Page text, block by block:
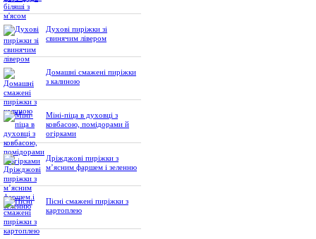
Духові пиріжки зі
свинячим лівером
Домашні смажені пиріжки
з калиною
Міні-піца в духовці з
ковбасою, помідорами й
огірками
Дріжджові пиріжки з
м’ясним фаршем і зеленню
Пісні смажені пиріжки з
картоплею